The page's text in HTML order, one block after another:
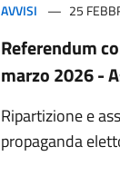
AVVISI 25
Referendum
marzo 2026 -
Ripartizione e
propaganda